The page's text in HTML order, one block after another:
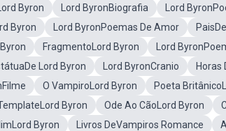
Byron
Lord ByronBiografia Lord
Byron
Lord ByronPoemas De Amor
FragmentoLord Byron Lord
Lord Byron
Lord ByronCranio Horas
O VampiroLord Byron Poeta
Byron
Ode Ao CãoLord Byron
Byron
Livros DeVampiros Romance